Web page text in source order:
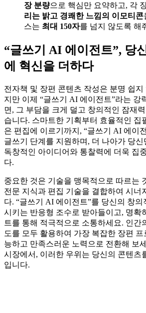
장 분량으로 핵심만 요약하고, 각
리는 밝고 경쾌한 느낌의 이모티콘
스는 최대 150자를 넘지 않도록 해
“글쓰기 AI 에이전트”, 당
에 혁신을 더하다
전자책 및 장편 콘텐츠 작성은 분명 쉽
지만 이제 “글쓰기 AI 에이전트”라는 강
면, 그 부담을 크게 덜고 창의적인 잠재
습니다. 스마트한 기획부터 효율적인 집
은 편집에 이르기까지, “글쓰기 AI 에이
글쓰기 단계를 지원하며, 더 나아가 당
독창적인 아이디어와 통찰력에 더욱 집
다.
중요한 것은 기술을 맹목적으로 따르는
전문 지식과 편집 기술을 결합하여 시너
다. “글쓰기 AI 에이전트”를 당신의 창
시키는 반응형 조수로 받아들이고, 명확
트를 통해 적극적으로 소통하세요. 인간
도를 모두 활용하여 가장 복잡한 장편
능하고 만족스러운 노력으로 전환해 보
시장에서, 이러한 우위는 당신의 콘텐츠
입니다.